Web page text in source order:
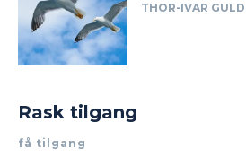
THOR-IVAR
Rask tilgang
få tilgang